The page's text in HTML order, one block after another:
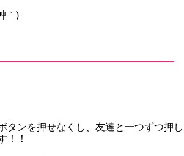
｀)
タンを押せなくし、友達と一つずつ押し
！！